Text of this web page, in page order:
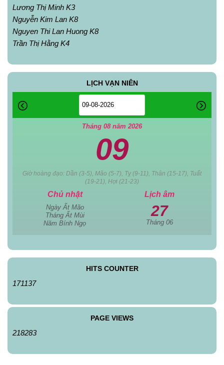
Lương Thị Minh K3
Nguyễn Kim Lan K8
Nguyen Thi Lan Huong K8
Trần Thị Hằng K4
LỊCH VẠN NIÊN
Tháng 08 năm 2026
09
Giờ hoàng đạo: Dần (3-5), Mão (5-7), Tỵ (9-11), Thân (15-17), Tuất
(19-21), Hợi (21-23)
Chủ nhật
Ngày Ất Mão
Tháng Ất Mùi
Năm Bính Ngọ
Lịch âm
27
Tháng 06
HITS COUNTER
171137
PAGE VIEWS
218283